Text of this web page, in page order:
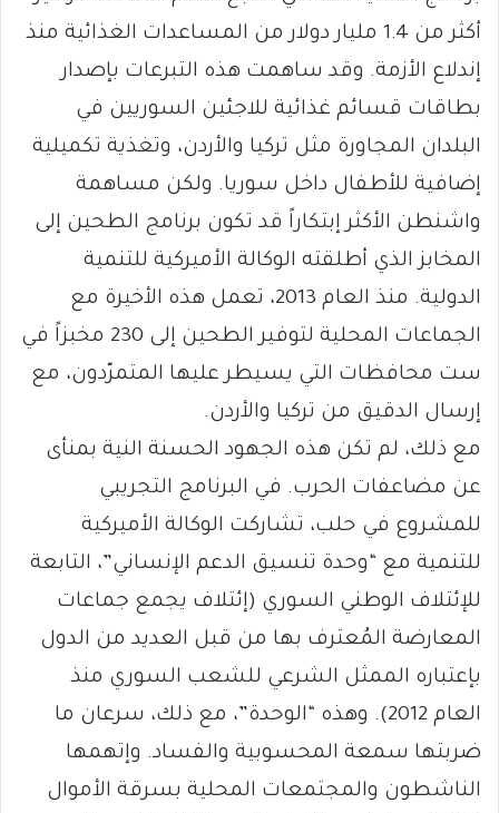
أكثر من 1.4 مليار دولار من المساعدات الغذائية منذ
إندلاع الأزمة. وقد ساهمت هذه التبرعات بإصدار
بطاقات قسائم غذائية للاجئين السوريين في
البلدان المجاورة مثل تركيا والأردن، وتغذية تكميلية
إضافية للأطفال داخل سوريا. ولكن مساهمة
واشنطن الأكثر إبتكاراً قد تكون برنامج الطحين إلى
المخابز الذي أطلقته الوكالة الأميركية للتنمية
الدولية. منذ العام 2013، تعمل هذه الأخيرة مع
الجماعات المحلية لتوفير الطحين إلى 230 مخبزاً في
ست محافظات التي يسيطر عليها المتمرّدون، مع
إرسال الدقيق من تركيا والأردن.
مع ذلك، لم تكن هذه الجهود الحسنة النية بمنأى
عن مضاعفات الحرب. في البرنامج التجريبي
للمشروع في حلب، تشاركت الوكالة الأميركية
للتنمية مع “وحدة تنسيق الدعم الإنساني”، التابعة
للإئتلاف الوطني السوري (إئتلاف يجمع جماعات
المعارضة المُعترف بها من قبل العديد من الدول
بإعتباره الممثل الشرعي للشعب السوري منذ
العام 2012). وهذه “الوحدة”، مع ذلك، سرعان ما
ضربتها سمعة المحسوبية والفساد. وإتهمها
الناشطون والمجتمعات المحلية بسرقة الأموال